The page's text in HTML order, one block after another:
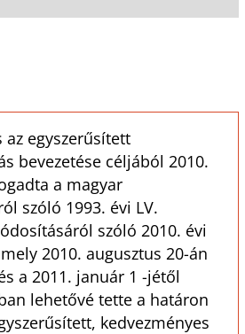
az egyszerűsített
bevezetése céljából 2010.
a magyar
szóló 1993. évi LV.
szóló 2010. évi
2010. augusztus 20-án
a 2011. január 1 -jétől
lehetővé tette a határon
kedvezményes